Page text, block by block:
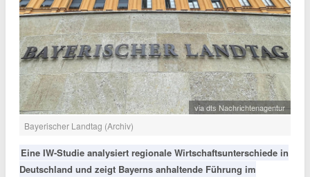
via dts Nachrichtenagentur
Bayerischer Landtag (Archiv)
Eine IW-Studie analysiert regionale Wirtschaftsunterschiede in
Deutschland und zeigt Bayerns anhaltende Führung im